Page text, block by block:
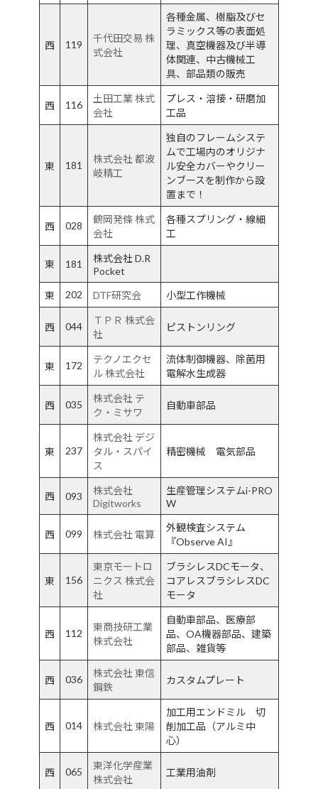
西 119
千代田交易 株
式会社
各種金属、樹脂及びセ
ラミックス等の表面処
理、真空機器及び半導
体関連、中古機械工
具、部品類の販売
西 116
土田工業 株式
会社
プレス・溶接・研磨加
工品
東 181
株式会社 都波
岐精工
独自のフレームシステ
ムで工場内のオリジナ
ル安全カバーやクリー
ンブースを制作から設
置まで！
西 028
鶴岡発條 株式
会社
各種スプリング・線細
工
東 181
株式会社 D.R
Pocket
東
202 DTF研究会 小型工作機械
西 044
ＴＰＲ 株式会
社
ピストンリング
東 172
テクノエクセ
ル 株式会社
流体制御機器、除菌用
電解水生成器
西 035
株式会社 テ
ク・ミサワ
自動車部品
東 237
株式会社 デジ
タル・スパイ
ス
精密機械 電気部品
西 093
株式会社
Digitworks
生産管理システムi-PRO
W
西 099 株式会社 電算
外観検査システム
『Observe AI』
東 156
東京モートロ
ニクス 株式会
社
ブラシレスDCモータ、
コアレスブラシレスDC
モータ
西 112
東商技研工業
株式会社
自動車部品、医療部
品、OA機器部品、建築
部品、雑貨等
西 036
株式会社 東信
鋼鉄
カスタムプレート
西 014 株式会社 東陽
加工用エンドミル 切
削加工品（アルミ中
心）
西 065
東洋化学産業
株式会社
工業用油剤